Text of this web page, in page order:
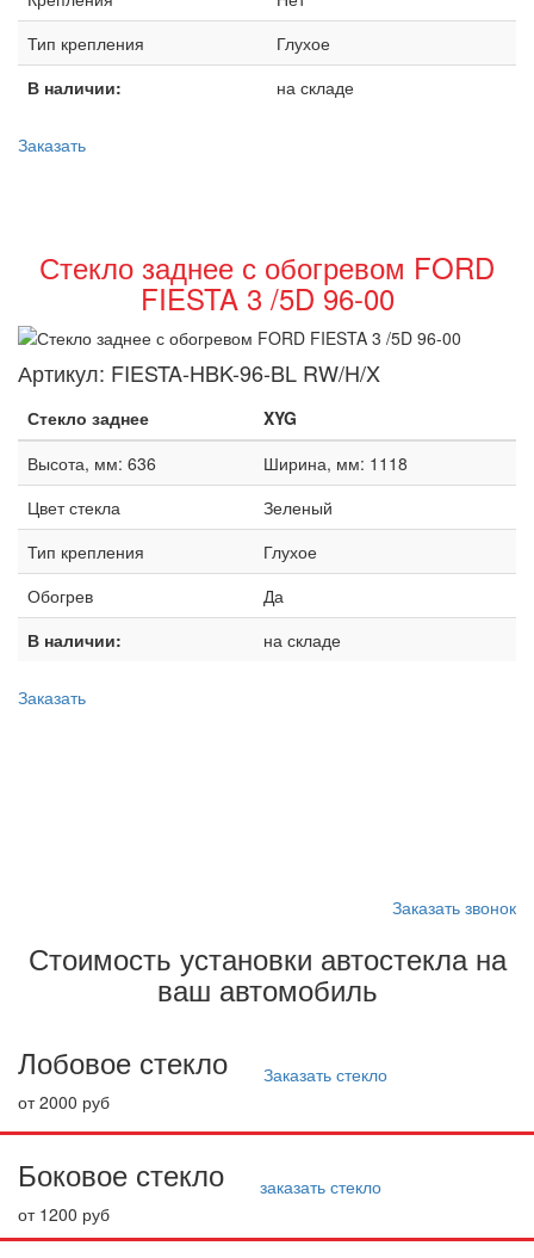
Тип крепления
Глухое
В наличии:
на складе
Заказать
Стекло заднее с обогревом FORD
FIESTA 3 /5D 96-00
Артикул: FIESTA-HBK-96-BL RW/H/X
Стекло заднее
XYG
Высота, мм: 636
Ширина, мм: 1118
Цвет стекла
Зеленый
Тип крепления
Глухое
Обогрев
Да
В наличии:
на складе
Заказать
Заказать звонок
Стоимость установки автостекла на
ваш автомобиль
Лобовое стекло
от 2000 руб
Заказать стекло
Боковое стекло
от 1200 руб
заказать стекло